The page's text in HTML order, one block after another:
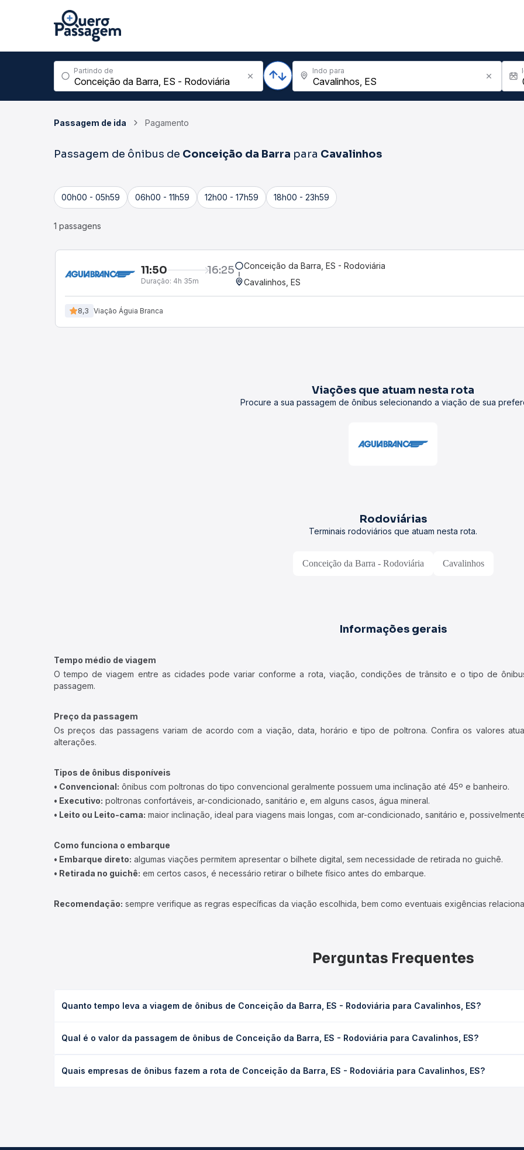
Partindo de Indo para
Passagem de ida Pagamento
Passagem de ônibus de Conceição da Barra para Cavalinhos
00h00 - 05h59 06h00 - 11h59 12h00 - 17h59 18h00 - 23h59
1 passagens
11:50 16:25
Duração: 4h 35m
Conceição da Barra, ES - Rodoviária
Cavalinhos, ES
8,3 Viação Águia Branca
Viações que atuam nesta rota
Procure a sua passagem de ônibus selecionando a viação de sua
Rodoviárias
Terminais rodoviários que atuam nesta rota.
Conceição da Barra - Rodoviária Cavalinhos
Informações gerais
Tempo médio de viagem
O tempo de viagem entre as cidades pode variar conforme a rota, viação, condições de trânsito e o tipo de
passagem.
Preço da passagem
Os preços das passagens variam de acordo com a viação, data, horário e tipo de poltrona. Confira os valores
alterações.
Tipos de ônibus disponíveis
• Convencional: ônibus com poltronas do tipo convencional geralmente possuem uma inclinação até 45º e banheiro.
• Executivo: poltronas confortáveis, ar-condicionado, sanitário e, em alguns casos, água mineral.
• Leito ou Leito-cama: maior inclinação, ideal para viagens mais longas, com ar-condicionado, sanitário e,
Como funciona o embarque
• Embarque direto: algumas viações permitem apresentar o bilhete digital, sem necessidade de retirada no guichê.
• Retirada no guichê: em certos casos, é necessário retirar o bilhete físico antes do embarque.
Recomendação: sempre verifique as regras específicas da viação escolhida, bem como eventuais exigências
Perguntas Frequentes
Quanto tempo leva a viagem de ônibus de Conceição da Barra, ES - Rodoviária para Cavalinhos, ES?
(convencional, executivo ou leito) e as condições de tráfego. Na Quero Passagem você consulta os horários
Qual é o valor da passagem de ônibus de Conceição da Barra, ES - Rodoviária para Cavalinhos, ES?
tipo de poltrona e a antecedência da compra. Na Quero Passagem você compara os preços de todas as viações em
Quais empresas de ônibus fazem a rota de Conceição da Barra, ES - Rodoviária para Cavalinhos, ES?